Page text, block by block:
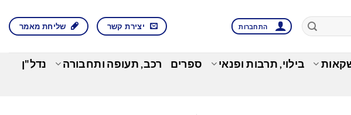
התחברות יצירת קשר שליחת מאמר
בילוי, תרבות ופנאי ספרים רכב, תעופה ותחבורה
נדל"ן